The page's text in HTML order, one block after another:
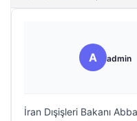
A admin
İran Dışişleri Bakanı